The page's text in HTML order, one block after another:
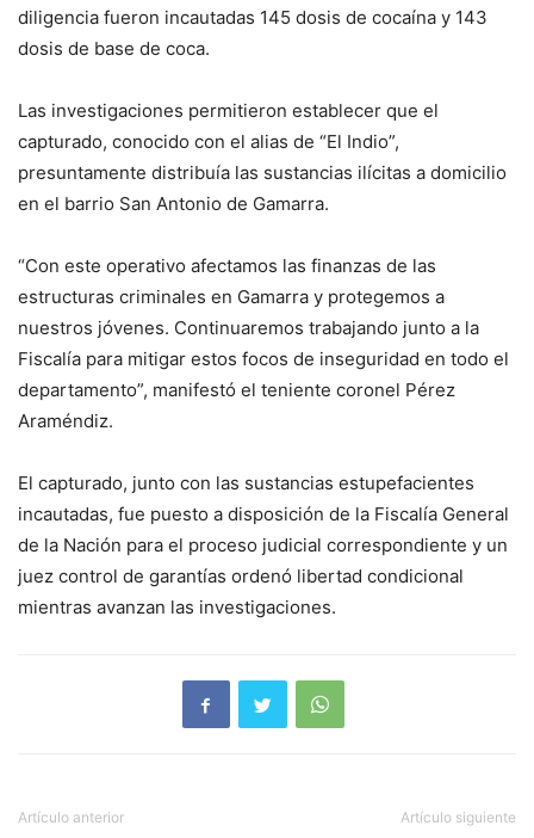
diligencia fueron incautadas 145 dosis de cocaína y 143
dosis de base de coca.
Las investigaciones permitieron establecer que el
capturado, conocido con el alias de “El Indio”,
presuntamente distribuía las sustancias ilícitas a domicilio
en el barrio San Antonio de Gamarra.
“Con este operativo afectamos las finanzas de las
estructuras criminales en Gamarra y protegemos a
nuestros jóvenes. Continuaremos trabajando junto a la
Fiscalía para mitigar estos focos de inseguridad en todo el
departamento”, manifestó el teniente coronel Pérez
Araméndiz.
El capturado, junto con las sustancias estupefacientes
incautadas, fue puesto a disposición de la Fiscalía General
de la Nación para el proceso judicial correspondiente y un
juez control de garantías ordenó libertad condicional
mientras avanzan las investigaciones.
Artículo anterior Artículo siguiente